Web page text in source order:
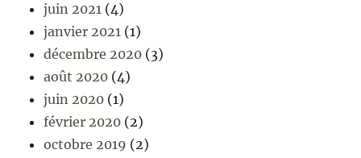
juin 2021 (4)
janvier 2021 (1)
décembre 2020 (3)
août 2020 (4)
juin 2020 (1)
février 2020 (2)
octobre 2019 (2)